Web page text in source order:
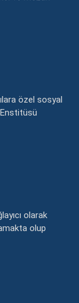
özel sosyal
olarak
olup